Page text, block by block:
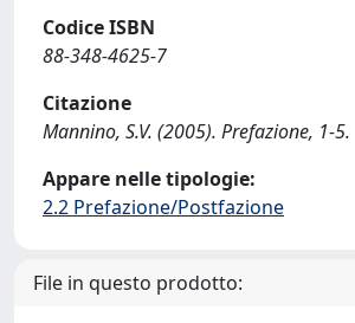
Codice ISBN
88-348-4625-7
Citazione
Mannino, S.V. (2005). Prefazione, 1-5.
Appare nelle tipologie:
2.2 Prefazione/Postfazione
File in questo prodotto: